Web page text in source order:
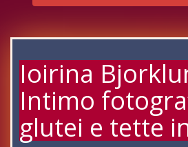
Ioirina
Intimo
glutei e tette